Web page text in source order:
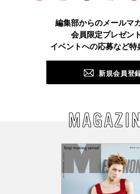
TikTok Facebook
編集部からのメールマ
会員限定プレゼン
イベントへの応募など特
新規会員登